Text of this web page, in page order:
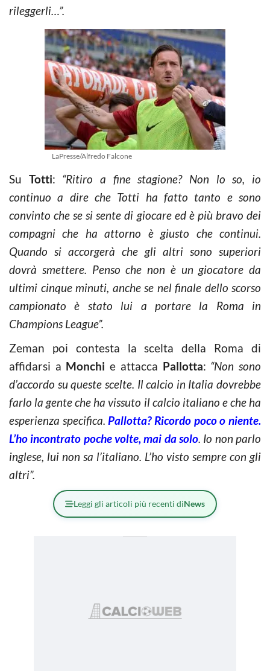
rileggerli…”.
LaPresse/Alfredo Falcone
Su Totti: “Ritiro a fine stagione? Non lo so, io
continuo a dire che Totti ha fatto tanto e sono
convinto che se si sente di giocare ed è più bravo dei
compagni che ha attorno è giusto che continui.
Quando si accorgerà che gli altri sono superiori
dovrà smettere. Penso che non è un giocatore da
ultimi cinque minuti, anche se nel finale dello scorso
campionato è stato lui a portare la Roma in
Champions League”.
Zeman poi contesta la scelta della Roma di
affidarsi a Monchi e attacca Pallotta: “Non sono
d’accordo su queste scelte. Il calcio in Italia dovrebbe
farlo la gente che ha vissuto il calcio italiano e che ha
esperienza specifica. Pallotta? Ricordo poco o niente.
L’ho incontrato poche volte, mai da solo. Io non parlo
inglese, lui non sa l’italiano. L’ho visto sempre con gli
altri”.
Leggi gli articoli più recenti diNews